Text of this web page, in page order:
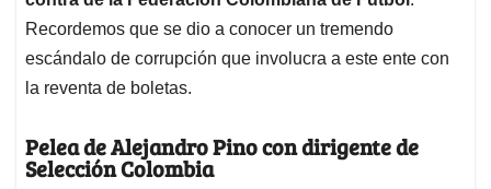
Recordemos que se dio a conocer un tremendo
escándalo de corrupción que involucra a este ente con
la reventa de boletas.
Pelea de Alejandro Pino con dirigente de
Selección Colombia